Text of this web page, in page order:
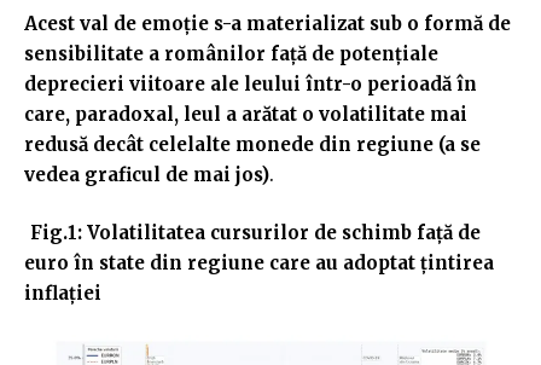
Acest val de emoție s-a materializat sub o formă de
sensibilitate a românilor față de potențiale
deprecieri viitoare ale leului într-o perioadă în
care, paradoxal, leul a arătat o volatilitate mai
redusă decât celelalte monede din regiune (a se
vedea graficul de mai jos).
Fig.1: Volatilitatea cursurilor de schimb față de
euro în state din regiune care au adoptat țintirea
inflației